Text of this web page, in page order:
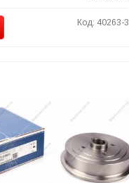
Код: 40263-3